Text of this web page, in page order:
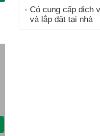
Có cung cấp dịch
và lắp đặt tại nhà